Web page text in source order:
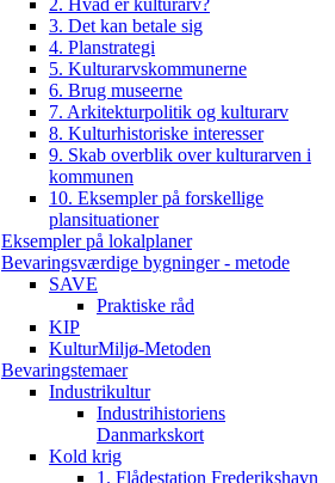
2. Hvad er kulturarv?
3. Det kan betale sig
4. Planstrategi
5. Kulturarvskommunerne
6. Brug museerne
7. Arkitekturpolitik og kulturarv
8. Kulturhistoriske interesser
9. Skab overblik over kulturarven i
kommunen
10. Eksempler på forskellige
plansituationer
Eksempler på lokalplaner
Bevaringsværdige bygninger - metode
SAVE
Praktiske råd
KIP
KulturMiljø-Metoden
Bevaringstemaer
Industrikultur
Industrihistoriens
Danmarkskort
Kold krig
1. Flådestation Frederikshavn